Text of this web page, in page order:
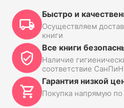
Быстро и
Осуществляем
книги
Все книги
Наличие
соответствие СанПиН
Гарантия низкой
Покупка напрямую по